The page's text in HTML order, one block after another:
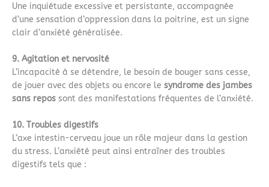
Une inquiétude excessive et persistante, accompagnée
d’une sensation d’oppression dans la poitrine, est un signe
clair d’anxiété généralisée.
9. Agitation et nervosité
L’incapacité à se détendre, le besoin de bouger sans cesse,
de jouer avec des objets ou encore le syndrome des jambes
sans repos sont des manifestations fréquentes de l’anxiété.
10. Troubles digestifs
L’axe intestin-cerveau joue un rôle majeur dans la gestion
du stress. L’anxiété peut ainsi entraîner des troubles
digestifs tels que :